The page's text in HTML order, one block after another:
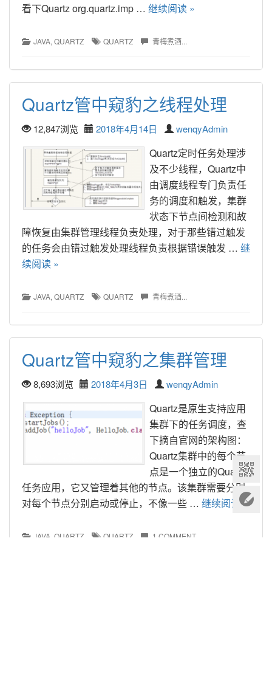
看下Quartz org.quartz.imp … 继续阅读 »
JAVA, QUARTZ QUARTZ 青梅煮酒...
Quartz管中窥豹之线程处理
12,847浏览 2018年4月14日 wenqyAdmin
Quartz定时任务处理涉
及不少线程，Quartz中
由调度线程专门负责任
务的调度和触发，集群
状态下节点间检测和故
障恢复由集群管理线程负责处理，对于那些错过触发
的任务会由错过触发处理线程负责根据错误触发 … 继
续阅读 »
JAVA, QUARTZ QUARTZ 青梅煮酒...
Quartz管中窥豹之集群管理
8,693浏览 2018年4月3日 wenqyAdmin
Quartz是原生支持应用
集群下的任务调度，查
下摘自官网的架构图：
Quartz集群中的每个节
点是一个独立的Quartz
任务应用，它又管理着其他的节点。该集群需要分别
对每个节点分别启动或停止，不像一些 … 继续阅读 »
JAVA QUARTZ QUARTZ 1 COMMENT